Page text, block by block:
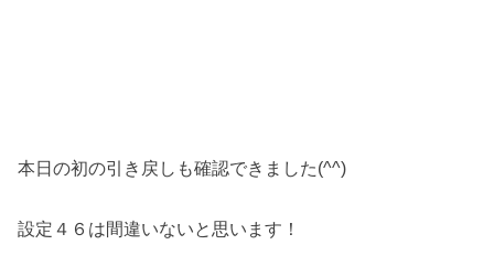
本日の初の引き戻しも確認できました(^^)
設定４６は間違いないと思います！